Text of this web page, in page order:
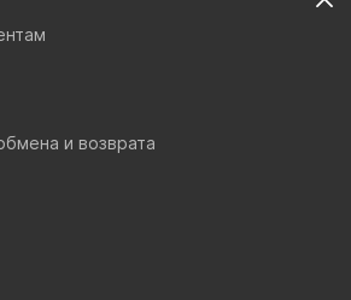
и возврата